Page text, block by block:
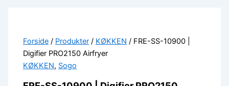
Forside / Produkter / KØKKEN / FRE-SS-10900 |
Digifier PRO2150 Airfryer
KØKKEN, Sogo